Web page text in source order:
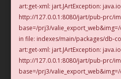
art:get-xml: jart.JArtException:
http://127.0.0.1:8080/jart/pub-prc/
base=/prj3/
in file: indexes/main/packages/db-
art:get-xml: jart.JArtException:
http://127.0.0.1:8080/jart/pub-prc/
base=/prj3/